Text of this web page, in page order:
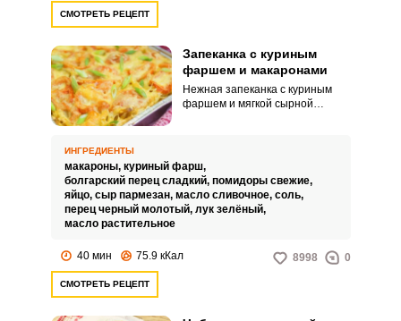
СМОТРЕТЬ РЕЦЕПТ
Запеканка с куриным
фаршем и макаронами
Нежная запеканка с куриным
фаршем и мягкой сырной
ИНГРЕДИЕНТЫ
макароны, куриный фарш,
болгарский перец сладкий, помидоры свежие,
яйцо, сыр пармезан, масло сливочное, соль,
перец черный молотый, лук зелёный,
масло растительное
40 мин 75.9 кКал 8998 0
СМОТРЕТЬ РЕЦЕПТ
ВХОД НА САЙТ
Войдите
с помощью социальных сетей: